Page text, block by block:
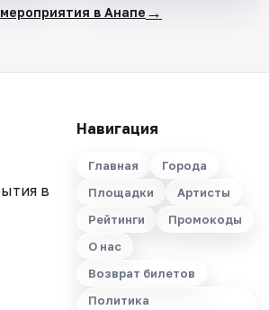
в Анапе →
в
Навигация
Главная
Города
Площадки
Артисты
Рейтинги
Промокоды
О нас
Возврат билетов
Политика